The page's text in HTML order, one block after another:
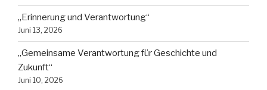
„Erinnerung und Verantwortung“
Juni 13, 2026
„Gemeinsame Verantwortung für Geschichte und
Zukunft“
Juni 10, 2026